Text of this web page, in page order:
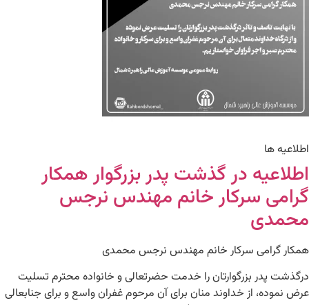
اطلاعیه ها
اطلاعیه در گذشت پدر بزرگوار همکار
گرامی سرکار خانم مهندس نرجس
محمدی
همکار گرامی سرکار خانم مهندس نرجس محمدی
درگذشت پدر بزرگوارتان را خدمت حضرتعالی و خانواده محترم تسلیت
عرض نموده، از خداوند منان برای آن مرحوم غفران واسع و برای جنابعالی